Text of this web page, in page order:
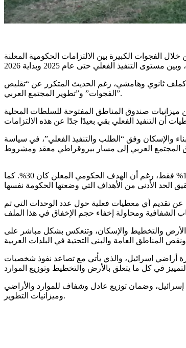
الفجوات الكبيرة بين الالتزامات الحكومية المعلنة
كملف ثانوي وهامشي، رغم الحديث المتكرر عن “تقليص
الفجوات” و”تطوير المجتمع العربي”.
فيه الحكومة ميزانيات بمئات ملايين الشواقل، شملت تخصيص 50 مليون شيكل للتخطيط، وتحديد هدف يقضي بتخصيص 30% من ميزانيات صندوق المناطق المفتوحة للسلطات المحلية
وإنما تعتمد على تحويلات مشروطة من وزارة البناء والإسكان وفق “الطلب والتنفيذ الفعلي”، في سياسة
وتبرز سياسة الإجحاف بشكل صارخ في كل ما يتعلق بصندوق المناطق المفتوحة، إذ بلغ التنفيذ الفعلي للسلطات المحلية العربية ضمن القرار 550 نحو 16% فقط، رغم أن الهدف الحكومي المعلن كان 30%. كما
عن تقديم أي معطيات فعلية حول عدد الوحدات التي تم
الأرض والتخطيط والإسكان، وتنعكس بشكل مباشر على
أراضي اسرائيل، والذي يأتي مع تصاعد نفوذ شخصيات
وضمان توزيع عادل وشفاف للموارد والأراضي
وميزانيات التطوير.